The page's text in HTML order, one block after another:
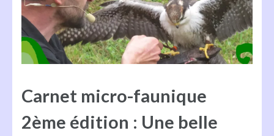
Carnet micro-faunique
2ème édition : Une belle